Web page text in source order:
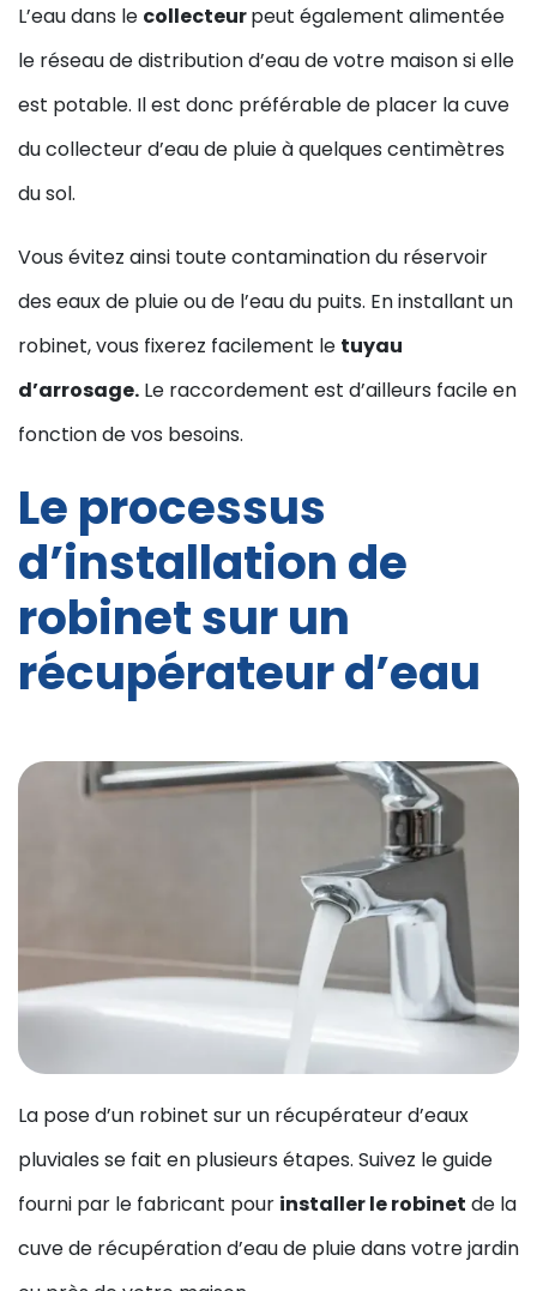
L’eau dans le collecteurpeut également alimentée
le réseau de distribution d’eau de votre maison si elle
est potable. Il est donc préférable de placer la cuve
du collecteur d’eau de pluie à quelques centimètres
du sol.
Vous évitez ainsi toute contamination du réservoir
des eaux de pluie ou de l’eau du puits. En installant un
robinet, vous fixerez facilement le tuyau
d’arrosage. Le raccordement est d’ailleurs facile en
fonction de vos besoins.
Le processus
d’installation de
robinet sur un
récupérateur d’eau
La pose d’un robinet sur un récupérateur d’eaux
pluviales se fait en plusieurs étapes. Suivez le guide
fourni par le fabricant pour installer le robinet de la
cuve de récupération d’eau de pluie dans votre jardin